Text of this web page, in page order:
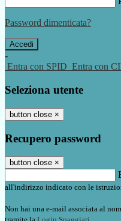
Password dimenticata?
-
Entra con SPID Entra con
Seleziona utente
button close ×
Recupero password
button close ×
all'indirizzo indicato con le
Non hai una e-mail associata al